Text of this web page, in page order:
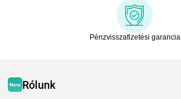
Pénzvisszafizetési garancia
Rólunk